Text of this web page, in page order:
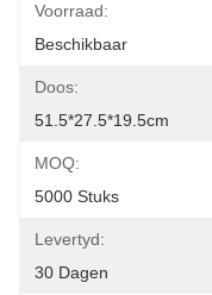
Voorraad:
Beschikbaar
Doos:
51.5*27.5*19.5cm
MOQ:
5000 Stuks
Levertyd:
30 Dagen